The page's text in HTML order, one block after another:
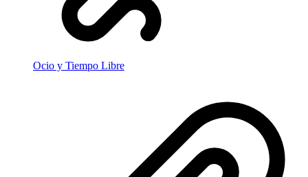
Ocio y Tiempo Libre